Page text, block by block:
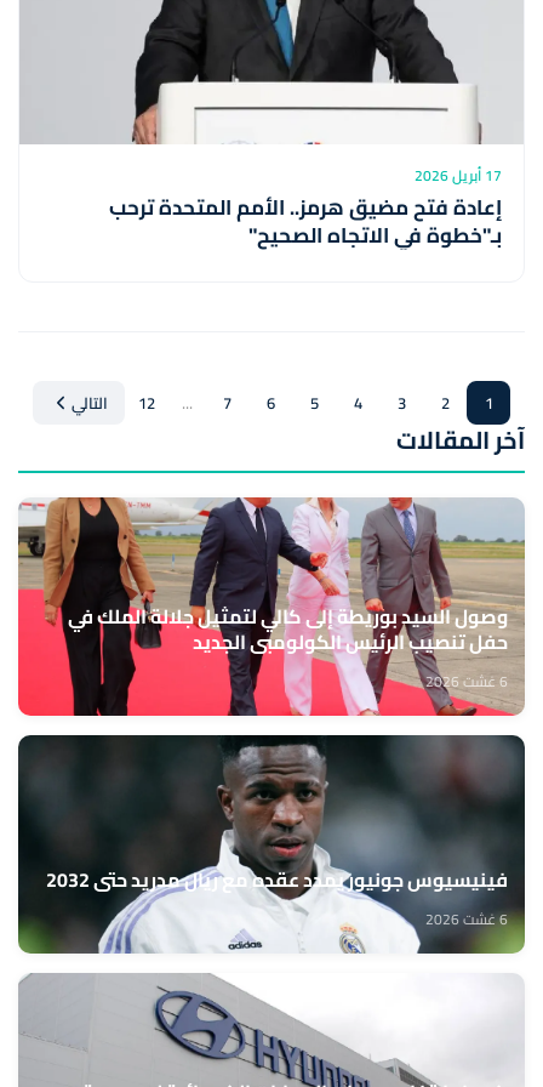
17 أبريل 2026
إعادة فتح مضيق هرمز.. الأمم المتحدة ترحب
بـ"خطوة في الاتجاه الصحيح"
1
2
3
4
5
6
7
...
12 التالي
آخر المقالات
وصول السيد بوريطة إلى كالي لتمثيل جلالة الملك في
حفل تنصيب الرئيس الكولومبي الجديد
6 غشت 2026
فينيسيوس جونيور يمدد عقده مع ريال مدريد حتى 2032
6 غشت 2026